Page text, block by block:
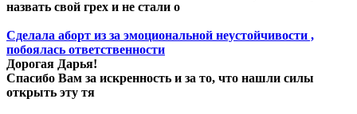
назвать свой грех и не стали о
Сделала аборт из за эмоциональной неустойчивости ,
побоялась ответственности
Дорогая Дарья!
Спасибо Вам за искренность и за то, что нашли силы
открыть эту тя